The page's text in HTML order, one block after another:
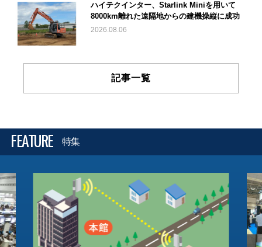
ハイテクインター、Starlink Miniを用いて
8000km離れた遠隔地からの建機操縦に成功
2026.08.06
記事一覧
FEATURE 特集